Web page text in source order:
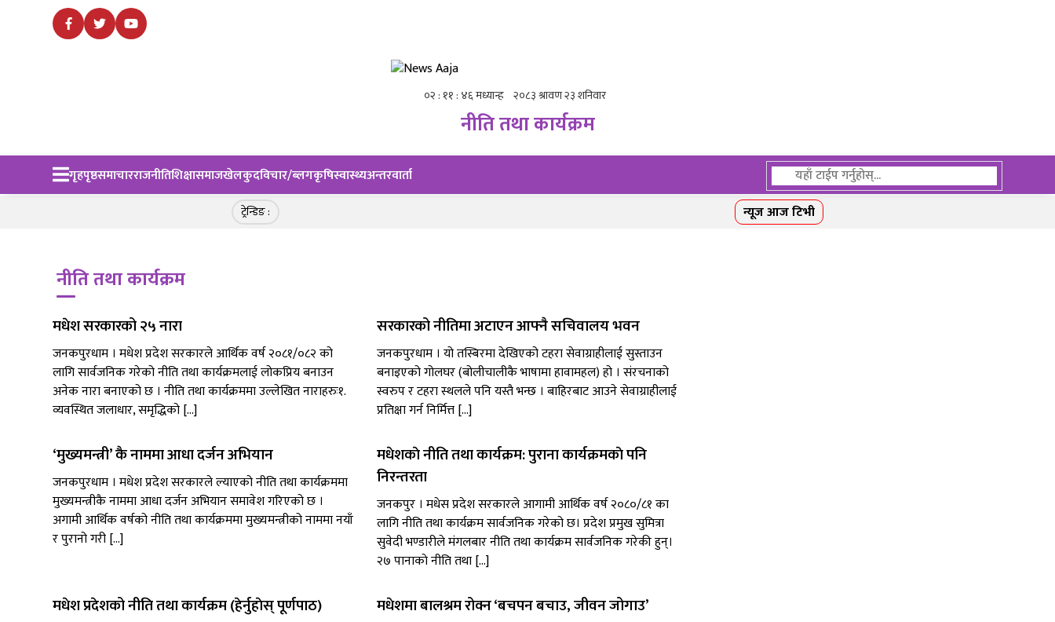
नीति तथा कार्यक्रम
गृहपृष्ठसमाचारराजनीतिशिक्षासमाजखेलकुदविचार/ब्लगकृषिस्वास्थ्यअन्तरवार्ता
ट्रेन्डिङ : न्यूज आज टिभी
नीति तथा कार्यक्रम
मधेश सरकारको २५ नारा
जनकपुरधाम । मधेश प्रदेश सरकारले आर्थिक वर्ष २०८१/०८२ को
लागि सार्वजनिक गरेको नीति तथा कार्यक्रमलाई लोकप्रिय बनाउन
अनेक नारा बनाएको छ । नीति तथा कार्यक्रममा उल्लेखित नाराहरुः१.
व्यवस्थित जलाधार, समृद्धिको […]
सरकारको नीतिमा अटाएन आफ्नै सचिवालय भवन
जनकपुरधाम । यो तस्बिरमा देखिएको टहरा सेवाग्राहीलाई सुस्ताउन
बनाइएको गोलघर (बोलीचालीकै भाषामा हावामहल) हो । संरचनाको
स्वरुप र टहरा स्थलले पनि यस्तै भन्छ । बाहिरबाट आउने सेवाग्राहीलाई
प्रतिक्षा गर्न निर्मित्त […]
‘मुख्यमन्त्री’ कै नाममा आधा दर्जन अभियान
जनकपुरधाम । मधेश प्रदेश सरकारले ल्याएको नीति तथा कार्यक्रममा
मुख्यमन्त्रीकै नाममा आधा दर्जन अभियान समावेश गरिएको छ ।
अगामी आर्थिक वर्षको नीति तथा कार्यक्रममा मुख्यमन्त्रीको नाममा नयाँ
र पुरानो गरी […]
मधेशकाे नीति तथा कार्यक्रम: पुराना कार्यक्रमकाे पनि
निरन्तरता
जनकपुर । मधेस प्रदेश सरकारले आगामी आर्थिक वर्ष २०८०/८१ का
लागि नीति तथा कार्यक्रम सार्वजनिक गरेको छ। प्रदेश प्रमुख सुमित्रा
सुवेदी भण्डारीले मंगलबार नीति तथा कार्यक्रम सार्वजनिक गरेकी हुन्।
२७ पानाकाे नीति तथा […]
मधेश प्रदेशको नीति तथा कार्यक्रम (हेर्नुहाेस् पूर्णपाठ) मधेशमा बालश्रम रोक्न ‘बचपन बचाउ, जीवन जोगाउ’